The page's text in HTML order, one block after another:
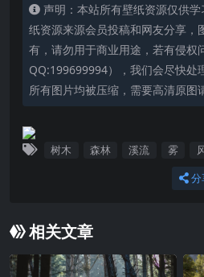
声明：本站所有壁纸资源仅供
纸资源来源会员投稿和网友分享，
有，请勿用于商业用途，若有侵权
QQ:199699994），我们会尽快处
所有图片均被压缩，需要高清原图
树木 森林 溪流 雾
分
相关文章